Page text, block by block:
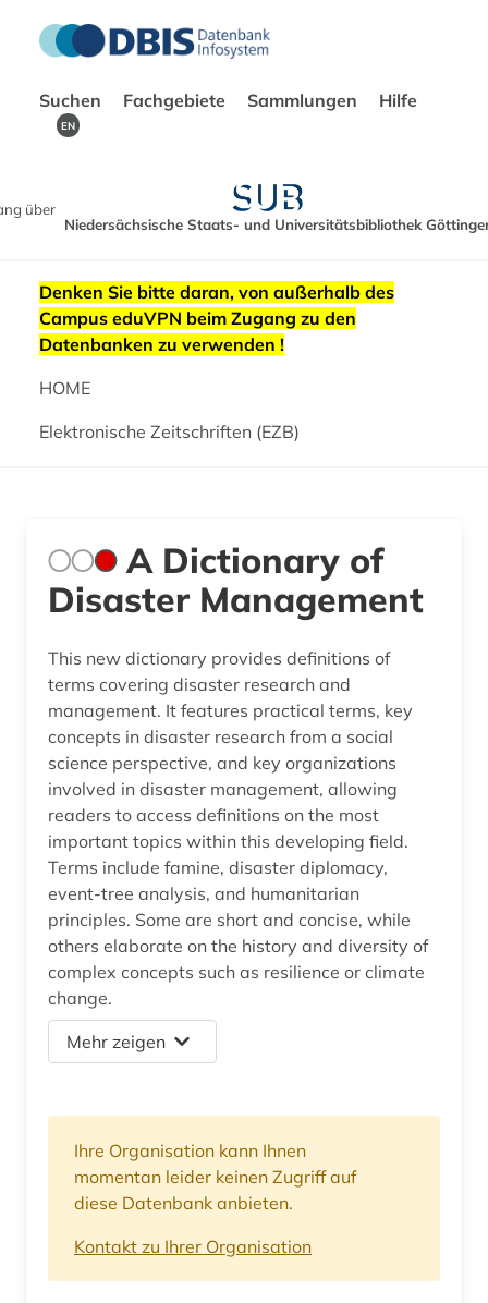
Suchen Fachgebiete Sammlungen Hilfe
EN
über
Niedersächsische Staats- und Universitätsbibliothek
Denken Sie bitte daran, von außerhalb des
Campus eduVPN beim Zugang zu den
Datenbanken zu verwenden !
HOME
Elektronische Zeitschriften (EZB)
A Dictionary of
Disaster Management
This new dictionary provides definitions of
terms covering disaster research and
management. It features practical terms, key
concepts in disaster research from a social
science perspective, and key organizations
involved in disaster management, allowing
readers to access definitions on the most
important topics within this developing field.
Terms include famine, disaster diplomacy,
event-tree analysis, and humanitarian
principles. Some are short and concise, while
others elaborate on the history and diversity of
complex concepts such as resilience or climate
change.
Mehr zeigen
Ihre Organisation kann Ihnen
momentan leider keinen Zugriff auf
diese Datenbank anbieten.
Kontakt zu Ihrer Organisation